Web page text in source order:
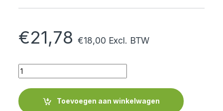
€21,78 €18,00 Excl. BTW
Quantity
Toevoegen aan winkelwagen